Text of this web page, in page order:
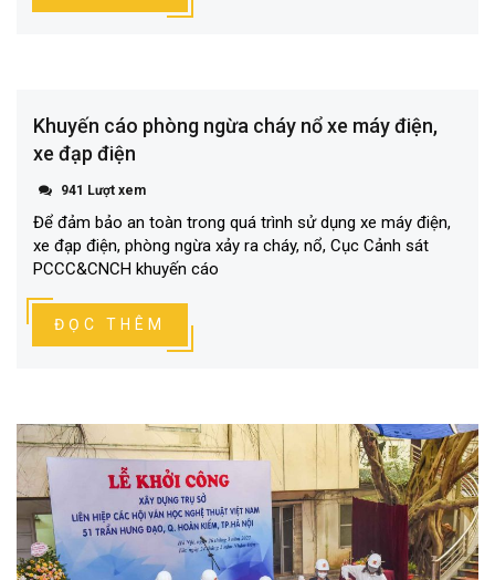
Khuyến cáo phòng ngừa cháy nổ xe máy điện,
xe đạp điện
941 Lượt xem
Để đảm bảo an toàn trong quá trình sử dụng xe máy điện,
xe đạp điện, phòng ngừa xảy ra cháy, nổ, Cục Cảnh sát
PCCC&CNCH khuyến cáo
ĐỌC THÊM